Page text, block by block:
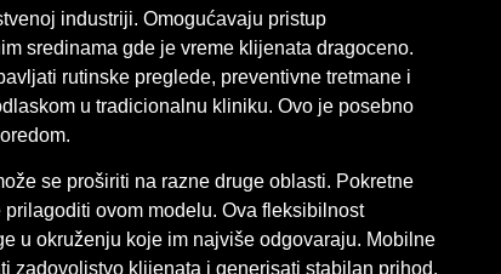
industriji. Omogućavaju pristup
sredinama gde je vreme klijenata dragoceno.
rutinske preglede, preventivne tretmane i
u tradicionalnu kliniku. Ovo je posebno
se proširiti na razne druge oblasti. Pokretne
ovom modelu. Ova fleksibilnost
u okruženju koje im najviše odgovaraju. Mobilne
zadovoljstvo klijenata i generisati stabilan prihod.